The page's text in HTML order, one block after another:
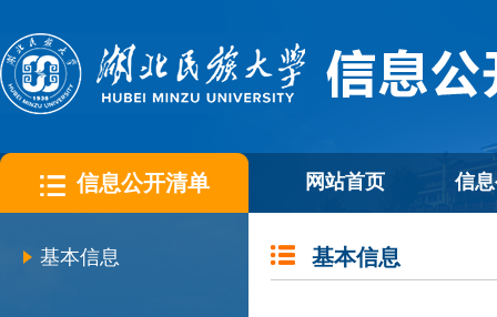
信息公开清单 网站首页 信
基本信息 基本信息